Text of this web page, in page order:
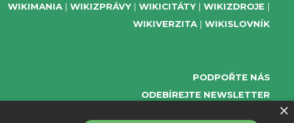
WIKIMANIA
WIKIZPRÁVY WIKICITÁTY
WIKIZDROJE
WIKIVERZITA
WIKISLOVNÍK
PODPOŘTE NÁS
ODEBÍREJTE NEWSLETTER
×